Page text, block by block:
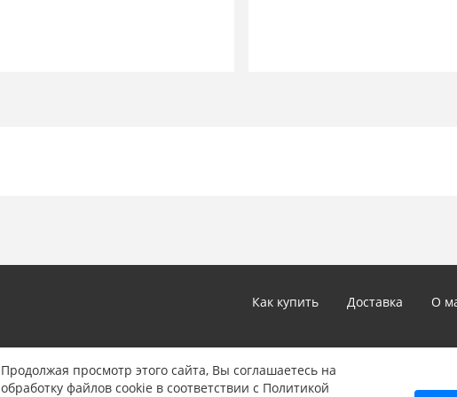
Как купить Доставка О
*Цены и технические характеристики, представленные в
не являются публичной офертой, определяемой
Указанные цены могут быть изменены в любое время без
Продолжая просмотр этого сайта, Вы соглашаетесь на
обработку файлов cookie в соответствии с Политикой